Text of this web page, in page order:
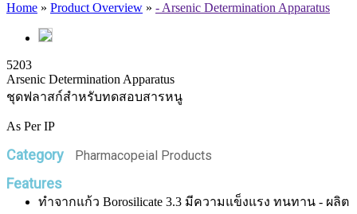
Home » Product Overview » - Arsenic Determination Apparatus
5203
Arsenic Determination Apparatus
ชุดฟลาสก์สำหรับทดสอบสารหนู
As Per IP
Category Pharmacopeial Products
Features
ทำจากแก้ว Borosilicate 3.3 มีความแข็งแรง ทนทาน - ผลิต